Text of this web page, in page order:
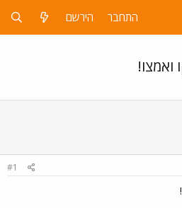
התחבר הירשם
ואמצו!
#1